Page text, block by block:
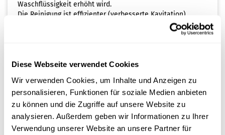
Diese Webseite verwendet Cookies
Wir verwenden Cookies, um Inhalte und Anzeigen zu
personalisieren, Funktionen für soziale Medien anbieten
zu können und die Zugriffe auf unsere Website zu
analysieren. Außerdem geben wir Informationen zu Ihrer
Verwendung unserer Website an unsere Partner für
Waschflüssigkeit erhöht wird.
Die Reinigung ist effizienter (verbesserte Kavitation).
Flüssigkeit Multisteril CD Ctrl Alt 1lt x 6
Hinweis: Besonders geräuscharm